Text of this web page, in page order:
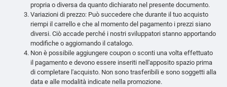
propria o diversa da quanto dichiarato nel presente documento.
Variazioni di prezzo: Può succedere che durante il tuo acquisto
riempi il carrello e che al momento del pagamento i prezzi siano
diversi. Ciò accade perché i nostri sviluppatori stanno apportando
modifiche o aggiornando il catalogo.
Non è possibile aggiungere coupon o sconti una volta effettuato
il pagamento e devono essere inseriti nell'apposito spazio prima
di completare l'acquisto. Non sono trasferibili e sono soggetti alla
data e alle modalità indicate nella promozione.